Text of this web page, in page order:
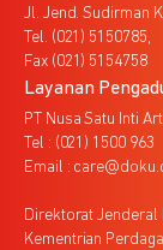
Jl. Jend. Sudirman
Tel. (021) 5150785,
Fax (021) 5154758
Layanan
PT Nusa Satu Inti
Tel : (021) 1500 963
Email :
Direktorat Jenderal
Kementrian